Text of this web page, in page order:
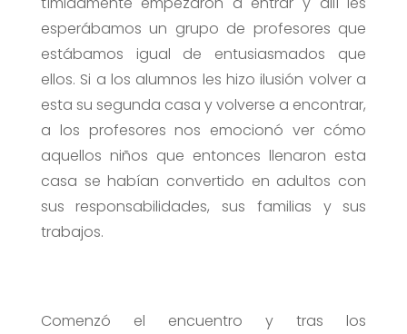
esperábamos un grupo de profesores que
estábamos igual de entusiasmados que
ellos. Si a los alumnos les hizo ilusión volver a
esta su segunda casa y volverse a encontrar,
a los profesores nos emocionó ver cómo
aquellos niños que entonces llenaron esta
casa se habían convertido en adultos con
sus responsabilidades, sus familias y sus
trabajos.
Comenzó el encuentro y tras los